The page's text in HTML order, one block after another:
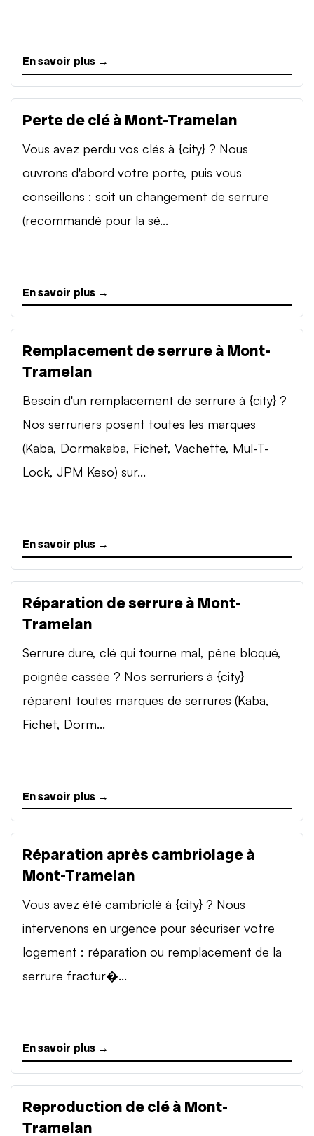
En savoir plus →
Perte de clé à Mont-Tramelan
Vous avez perdu vos clés à {city} ? Nous
ouvrons d'abord votre porte, puis vous
conseillons : soit un changement de serrure
(recommandé pour la sé...
En savoir plus →
Remplacement de serrure à Mont-
Tramelan
Besoin d'un remplacement de serrure à {city} ?
Nos serruriers posent toutes les marques
(Kaba, Dormakaba, Fichet, Vachette, Mul-T-
Lock, JPM Keso) sur...
En savoir plus →
Réparation de serrure à Mont-
Tramelan
Serrure dure, clé qui tourne mal, pêne bloqué,
poignée cassée ? Nos serruriers à {city}
réparent toutes marques de serrures (Kaba,
Fichet, Dorm...
En savoir plus →
Réparation après cambriolage à
Mont-Tramelan
Vous avez été cambriolé à {city} ? Nous
intervenons en urgence pour sécuriser votre
logement : réparation ou remplacement de la
serrure fractur�...
En savoir plus →
Reproduction de clé à Mont-
Tramelan